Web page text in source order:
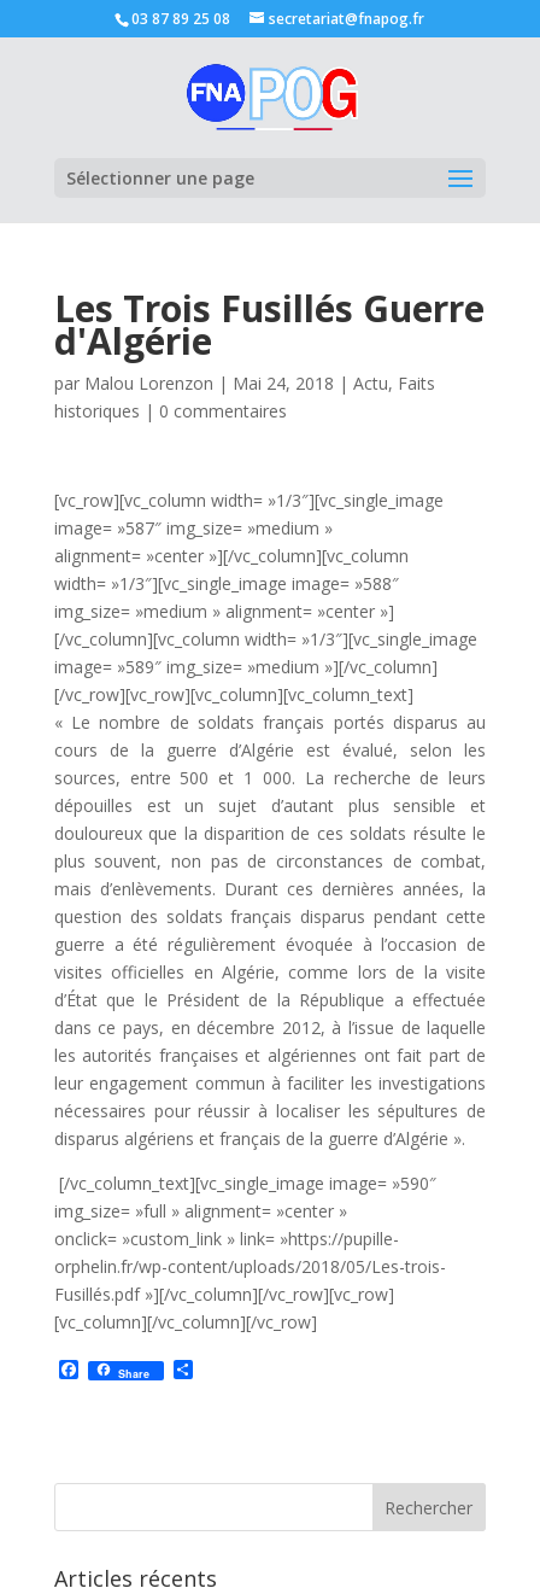
03 87 89 25 08 secretariat@fnapog.fr
Sélectionner une page
Les Trois Fusillés Guerre
d'Algérie
par Malou Lorenzon | Mai 24, 2018 | Actu, Faits
historiques | 0 commentaires
[vc_row][vc_column width= »1/3″][vc_single_image
image= »587″ img_size= »medium »
alignment= »center »][/vc_column][vc_column
width= »1/3″][vc_single_image image= »588″
img_size= »medium » alignment= »center »]
[/vc_column][vc_column width= »1/3″][vc_single_image
image= »589″ img_size= »medium »][/vc_column]
[/vc_row][vc_row][vc_column][vc_column_text]
« Le nombre de soldats français portés disparus au
cours de la guerre d’Algérie est évalué, selon les
sources, entre 500 et 1 000. La recherche de leurs
dépouilles est un sujet d’autant plus sensible et
douloureux que la disparition de ces soldats résulte le
plus souvent, non pas de circonstances de combat,
mais d’enlèvements. Durant ces dernières années, la
question des soldats français disparus pendant cette
guerre a été régulièrement évoquée à l’occasion de
visites officielles en Algérie, comme lors de la visite
d’État que le Président de la République a effectuée
dans ce pays, en décembre 2012, à l’issue de laquelle
les autorités françaises et algériennes ont fait part de
leur engagement commun à faciliter les investigations
nécessaires pour réussir à localiser les sépultures de
disparus algériens et français de la guerre d’Algérie ».
[/vc_column_text][vc_single_image image= »590″
img_size= »full » alignment= »center »
onclick= »custom_link » link= »https://pupille-
orphelin.fr/wp-content/uploads/2018/05/Les-trois-
Fusillés.pdf »][/vc_column][/vc_row][vc_row]
[vc_column][/vc_column][/vc_row]
F
a
o
Share P
e
Articles récents